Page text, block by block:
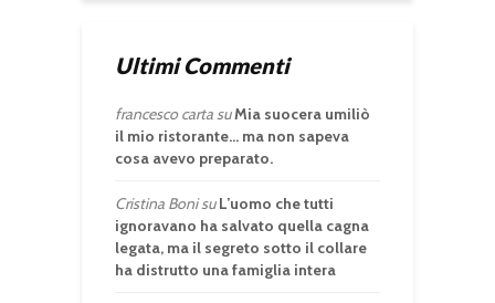
Ultimi Commenti
francesco cartasuMia suocera umiliò
il mio ristorante… ma non sapeva
cosa avevo preparato.
Cristina BonisuL’uomo che tutti
ignoravano ha salvato quella cagna
legata, ma il segreto sotto il collare
ha distrutto una famiglia intera